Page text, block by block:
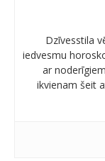
Dzīvesstila
iedvesmu
ar
ikvienam šeit